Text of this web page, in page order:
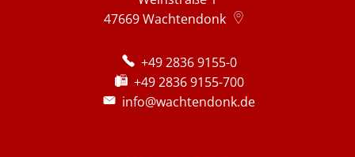
47669Wachtendonk
+49 2836 9155-0
+49 2836 9155-700
info@wachtendonk.de